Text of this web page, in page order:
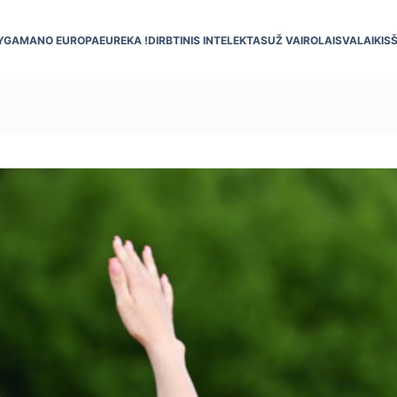
MANO EUROPAEUREKA !DIRBTINIS INTELEKTASUŽ VAIROLAISVALAIKIS